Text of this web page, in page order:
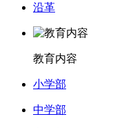
沿革
教育内容
小学部
中学部